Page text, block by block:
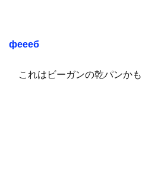
феееб
これはビーガンの乾パンかも